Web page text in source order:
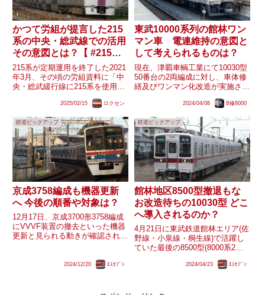
かつて労組が提言した215
系の中央・総武線での活用
その意図とは？【 #215系
の日 】
215系が定期運用を終了した2021
年3月、その頃の労組資料に「中
央・総武緩行線に215系を使用し
車を設定」といった政策提言が記
成が廃車・解体となり実現するこ
とはありませんでした。...
2025/02/15 ロクセン
東武10000系列の館林ワン
マン車 電連維持の意図と
して考えられるものは？
現在、津覇車輌工業にて10030型
50番台の2両編成に対し、車体修
繕及びワンマン化改造が実施され
元々8両編成以下を基本とする
ツリーライン系統←→アーバンパ
ークライン・東上線...
2024/04/08 B修8000
鉄道ピックアップ
京成3758編成も機器更新
へ 今後の順番や対象は？
12月17日、京成3700形3758編成
にVVVF装置の撤去といった機器
更新と見られる動きが確認されま
の際は事故による編成組替をした
2024/12/20 ｴｽｾﾌﾞﾝ
鉄道ピックアップ
館林地区8500型撤退もな
お改造待ちの10030型 どこ
へ導入されるのか？
4月21日に東武鉄道館林エリア(佐
野線・小泉線・桐生線)で活躍し
ていた最後の8500型(8000系2連)
日部支所へ臨時回送されました。
2024/04/23 ｴｽｾﾌﾞﾝ